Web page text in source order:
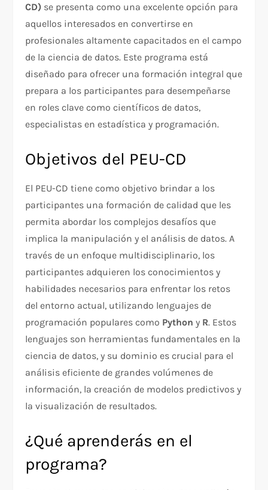
CD) se presenta como una excelente opción para
aquellos interesados en convertirse en
profesionales altamente capacitados en el campo
de la ciencia de datos. Este programa está
diseñado para ofrecer una formación integral que
prepara a los participantes para desempeñarse
en roles clave como científicos de datos,
especialistas en estadística y programación.
Objetivos del PEU-CD
El PEU-CD tiene como objetivo brindar a los
participantes una formación de calidad que les
permita abordar los complejos desafíos que
implica la manipulación y el análisis de datos. A
través de un enfoque multidisciplinario, los
participantes adquieren los conocimientos y
habilidades necesarios para enfrentar los retos
del entorno actual, utilizando lenguajes de
programación populares como Python y R. Estos
lenguajes son herramientas fundamentales en la
ciencia de datos, y su dominio es crucial para el
análisis eficiente de grandes volúmenes de
información, la creación de modelos predictivos y
la visualización de resultados.
¿Qué aprenderás en el
programa?